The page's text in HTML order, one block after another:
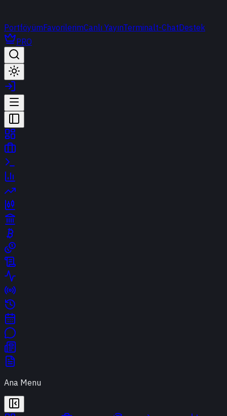
PortföyümFavorilerimCanlı YayınTerminalt-ChatDestek
PRO
Ana Menu